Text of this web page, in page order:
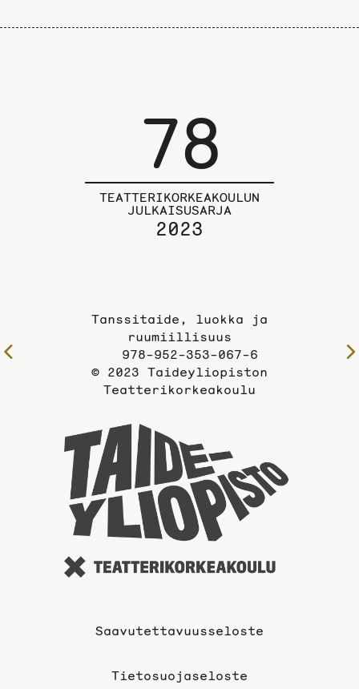
78
TEATTERIKORKEAKOULUN
JULKAISUSARJA
2023
Tanssitaide, luokka ja
ruumiillisuus
978-952-353-067-6
© 2023 Taideyliopiston
Teatterikorkeakoulu
Saavutettavuusseloste
Tietosuojaseloste